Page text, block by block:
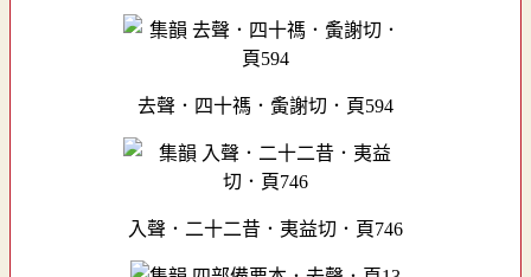
去聲．四十禡．夤謝切．頁594
入聲．二十二昔．夷益切．頁746